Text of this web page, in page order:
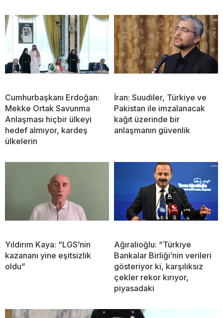
Cumhurbaşkanı Erdoğan:
Mekke Ortak Savunma
Anlaşması hiçbir ülkeyi
hedef almıyor, kardeş
ülkelerin
İran: Suudiler, Türkiye ve
Pakistan ile imzalanacak
kağıt üzerinde bir
anlaşmanın güvenlik
Yıldırım Kaya: “LGS’nin
kazananı yine eşitsizlik
oldu”
Ağıralioğlu: “Türkiye
Bankalar Birliği’nin verileri
gösteriyor ki, karşılıksız
çekler rekor kırıyor,
piyasadaki